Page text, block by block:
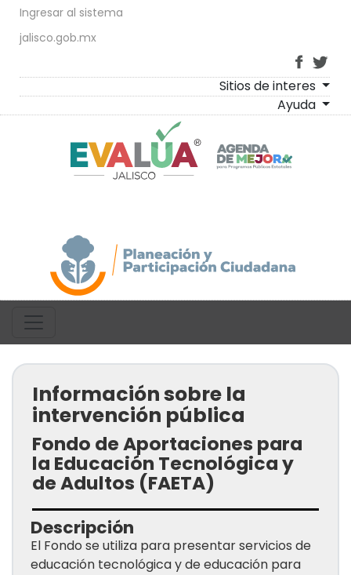
Ingresar al sistema
jalisco.gob.mx
Sitios de interes
Ayuda
Información sobre la
intervención pública
Fondo de Aportaciones para
la Educación Tecnológica y
de Adultos (FAETA)
Descripción
El Fondo se utiliza para presentar servicios de
educación tecnológica y de educación para